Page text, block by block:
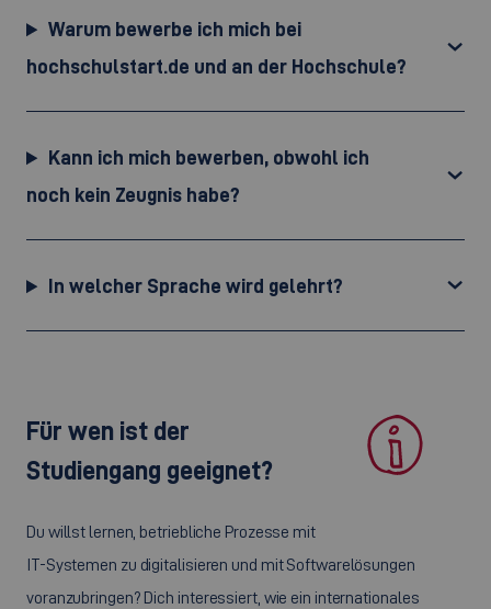
Warum bewerbe ich mich bei
hochschulstart.de und an der Hochschule?
Kann ich mich bewerben, obwohl ich
noch kein Zeugnis habe?
In welcher Sprache wird gelehrt?
Für wen ist der
Studiengang geeignet?
Du willst lernen, betriebliche Prozesse mit
IT-Systemen zu digitalisieren und mit Softwarelösungen
voranzubringen? Dich interessiert, wie ein internationales